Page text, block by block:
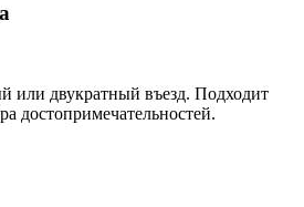
или двукратный въезд. Подходит
достопримечательностей.